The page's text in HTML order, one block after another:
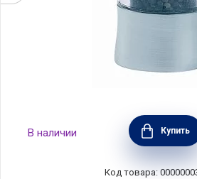
Электрическая мельница
подсветкой, 14 см,
В наличии Купить
Код товара: